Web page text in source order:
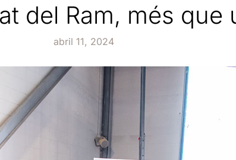
del Ram, més que
abril 11, 2024